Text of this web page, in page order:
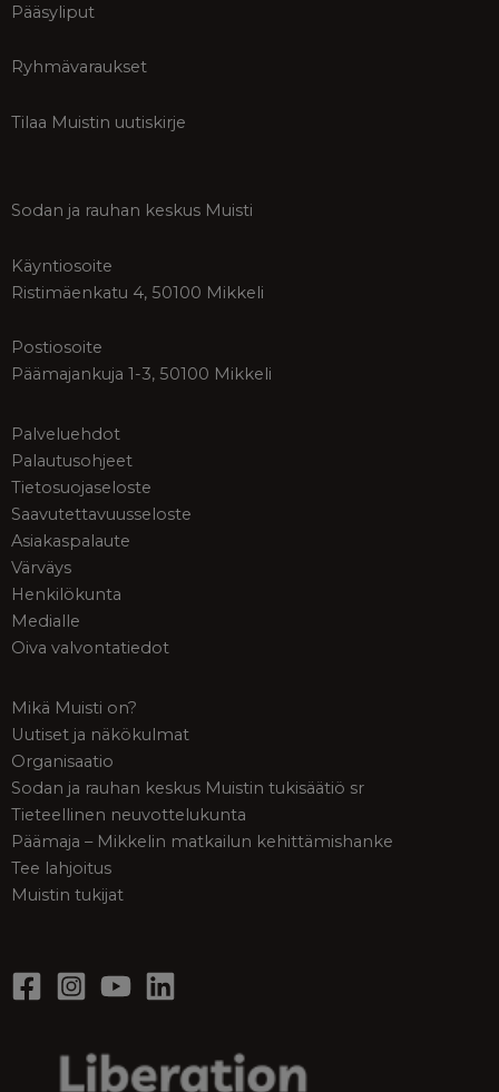
Pääsyliput
Ryhmävaraukset
Tilaa Muistin uutiskirje
Sodan ja rauhan keskus Muisti
Käyntiosoite
Ristimäenkatu 4, 50100 Mikkeli
Postiosoite
Päämajankuja 1-3, 50100 Mikkeli
Palveluehdot
Palautusohjeet
Tietosuojaseloste
Saavutettavuusseloste
Asiakaspalaute
Värväys
Henkilökunta
Medialle
Oiva valvontatiedot
Mikä Muisti on?
Uutiset ja näkökulmat
Organisaatio
Sodan ja rauhan keskus Muistin tukisäätiö sr
Tieteellinen neuvottelukunta
Päämaja – Mikkelin matkailun kehittämishanke
Tee lahjoitus
Muistin tukijat